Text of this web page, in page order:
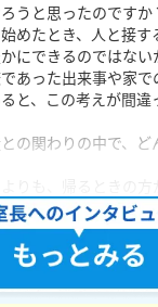
うと思ったのですか
めたとき、人と接す
にできるのではな
あった出来事や家
と、この考えが間違
の関わりの中で、ど
ことを意識していま
うになったり、学
ちと話してスッキリ
ません。「塾に来て
と思えるような、